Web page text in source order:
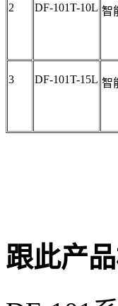
2 DF-101T-10L 智
3 DF-101T-15L 智
跟此产